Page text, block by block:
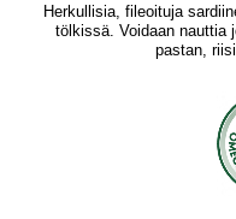
Herkullisia, fileoituja
tölkissä. Voidaan nauttia
pastan,